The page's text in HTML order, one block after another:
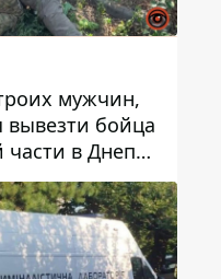
мужчин,
бойца
части в Днепр
среди